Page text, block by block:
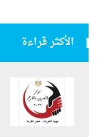
الأكثر قراءة